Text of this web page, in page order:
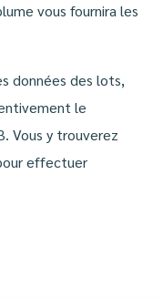
vous fournira les
données des lots,
le
Vous y trouverez
effectuer